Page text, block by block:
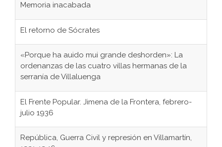
Memoria inacabada
El retorno de Sócrates
«Porque ha auido mui grande deshorden»: La
ordenanzas de las cuatro villas hermanas de la
serranía de Villaluenga
El Frente Popular. Jimena de la Frontera, febrero-
julio 1936
República, Guerra Civil y represión en Villamartín,